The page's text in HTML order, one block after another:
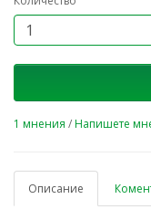
1 мнения /Напишете
Описание